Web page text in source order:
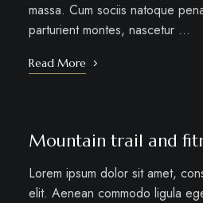
massa. Cum sociis natoque
parturient montes, nascetur …
Read More
Mountain trail and
Lorem ipsum dolor sit amet,
elit. Aenean commodo ligula